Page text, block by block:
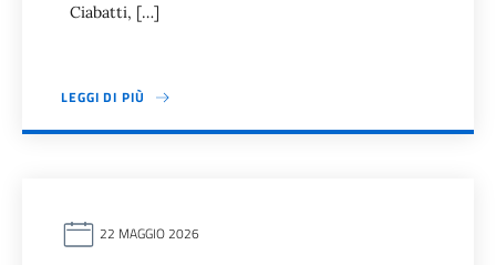
Ciabatti, […]
LEGGI DI PIÙ
22 MAGGIO 2026